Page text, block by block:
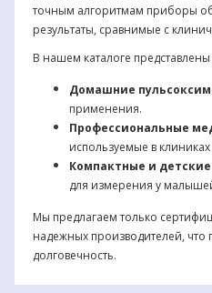
точным алгоритмам приборы
результаты, сравнимые с
В нашем каталоге
Домашние
применения.
Профессиональные
используемые в
Компактные и
для измерения у
Мы предлагаем только
надежных производителей, что
долговечность.